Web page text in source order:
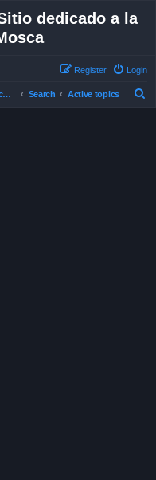
dedicado a la
Login
Register
El Foro de la Pesca con Mosca en Chile Search Active topics